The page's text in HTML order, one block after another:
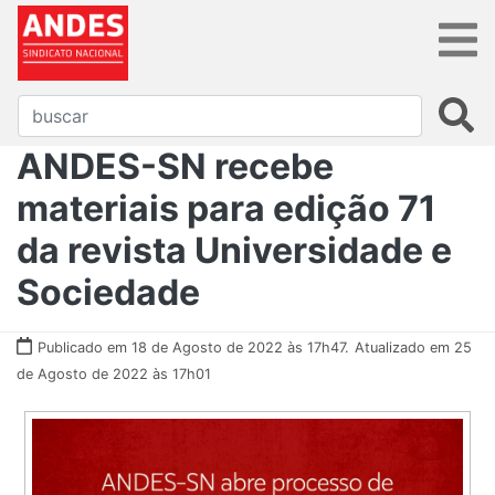
ANDES-SN recebe
materiais para edição 71
da revista Universidade e
Sociedade
Publicado em 18 de Agosto de 2022 às 17h47. Atualizado em 25
de Agosto de 2022 às 17h01